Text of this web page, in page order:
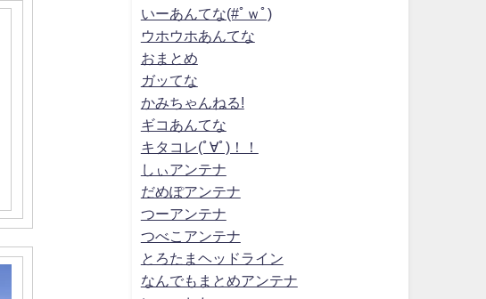
いーあんてな(#ﾟｗﾟ)
ウホウホあんてな
おまとめ
ガッてな
かみちゃんねる!
ギコあんてな
キタコレ(ﾟ∀ﾟ)！！
しぃアンテナ
だめぽアンテナ
つーアンテナ
つべこアンテナ
とろたまヘッドライン
なんでもまとめアンテナ